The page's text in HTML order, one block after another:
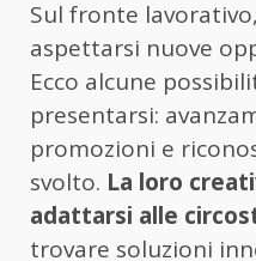
Sul fronte
aspettarsi nuove
Ecco alcune
presentarsi:
promozioni e
svolto. La loro
adattarsi alle
trovare soluzioni